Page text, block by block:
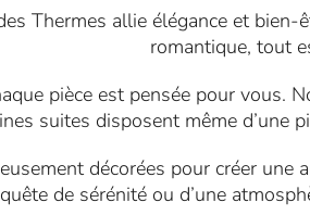
Thermes allie élégance et
romantique, tout
pièce est pensée pour vous.
suites disposent même d’une
décorées pour créer une
de sérénité ou d’une